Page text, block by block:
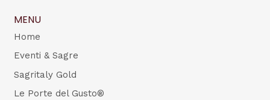
MENU
Home
Eventi & Sagre
Sagritaly Gold
Le Porte del Gusto®